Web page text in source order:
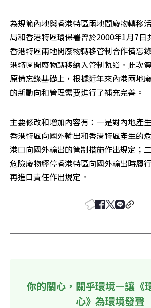
為規範內地與香港特區兩地間廢物轉移
局和香港特區環保署曾於2000年1月7日
香港特區兩地間廢物轉移管制合作備忘
港特區間廢物轉移納入管制軌道。此次
原備忘錄基礎上，根據近年來內港兩地
的新動向和管理需要進行了補充完善。
主要修改和增加內容有：一是對內地產
香港特區向國外輸出和香港特區產生的
港口向國外輸出的管制措施作出規定；
危險廢物經停香港特區向國外輸出時履
再進口責任作出規定。
你的關心，關乎環境—讓《
心》為環境發聲